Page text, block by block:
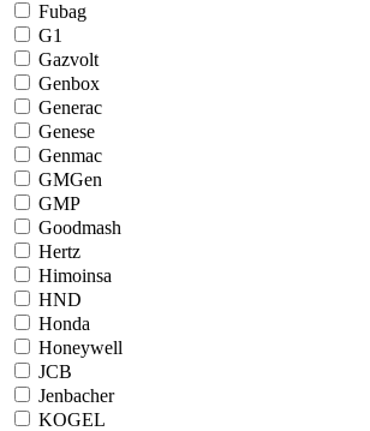
Fubag
G1
Gazvolt
Genbox
Generac
Genese
Genmac
GMGen
GMP
Goodmash
Hertz
Himoinsa
HND
Honda
Honeywell
JCB
Jenbacher
KOGEL